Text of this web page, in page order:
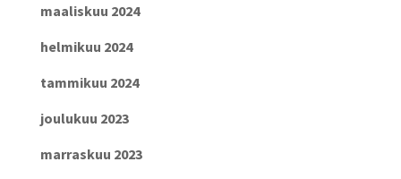
maaliskuu 2024
helmikuu 2024
tammikuu 2024
joulukuu 2023
marraskuu 2023